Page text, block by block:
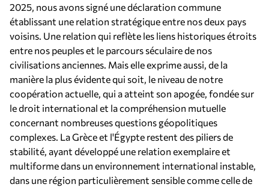
2025, nous avons signé une déclaration commune
établissant une relation stratégique entre nos deux pays
voisins. Une relation qui reflète les liens historiques étroits
entre nos peuples et le parcours séculaire de nos
civilisations anciennes. Mais elle exprime aussi, de la
manière la plus évidente qui soit, le niveau de notre
coopération actuelle, qui a atteint son apogée, fondée sur
le droit international et la compréhension mutuelle
concernant nombreuses questions géopolitiques
complexes. La Grèce et l'Égypte restent des piliers de
stabilité, ayant développé une relation exemplaire et
multiforme dans un environnement international instable,
dans une région particulièrement sensible comme celle de